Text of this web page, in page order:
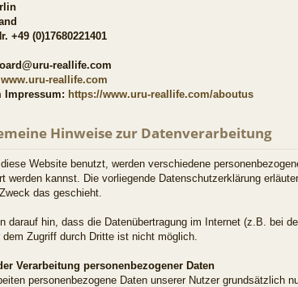
+49 (0)17680221401
reallife.com
www.uru-reallife.com
Impressum: https://www.uru-reallife.com/aboutus
Hinweise zur Datenverarbeitung
Website benutzt, werden verschiedene
werden kannst. Die vorliegende Datenschutzerklärung
das geschieht.
darauf hin, dass die Datenübertragung im Internet (z.B. bei
dem Zugriff durch Dritte ist nicht möglich.
Verarbeitung personenbezogener Daten
personenbezogene Daten unserer Nutzer grundsätzlich